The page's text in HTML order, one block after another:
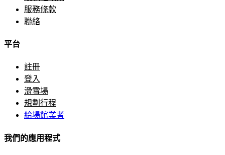
服務條款
聯絡
平台
註冊
登入
滑雪場
規劃行程
給場館業者
我們的應用程式